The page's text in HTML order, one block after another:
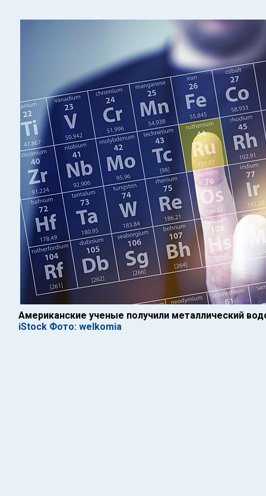
Американские ученые получили металлический
iStock Фото: welkomia